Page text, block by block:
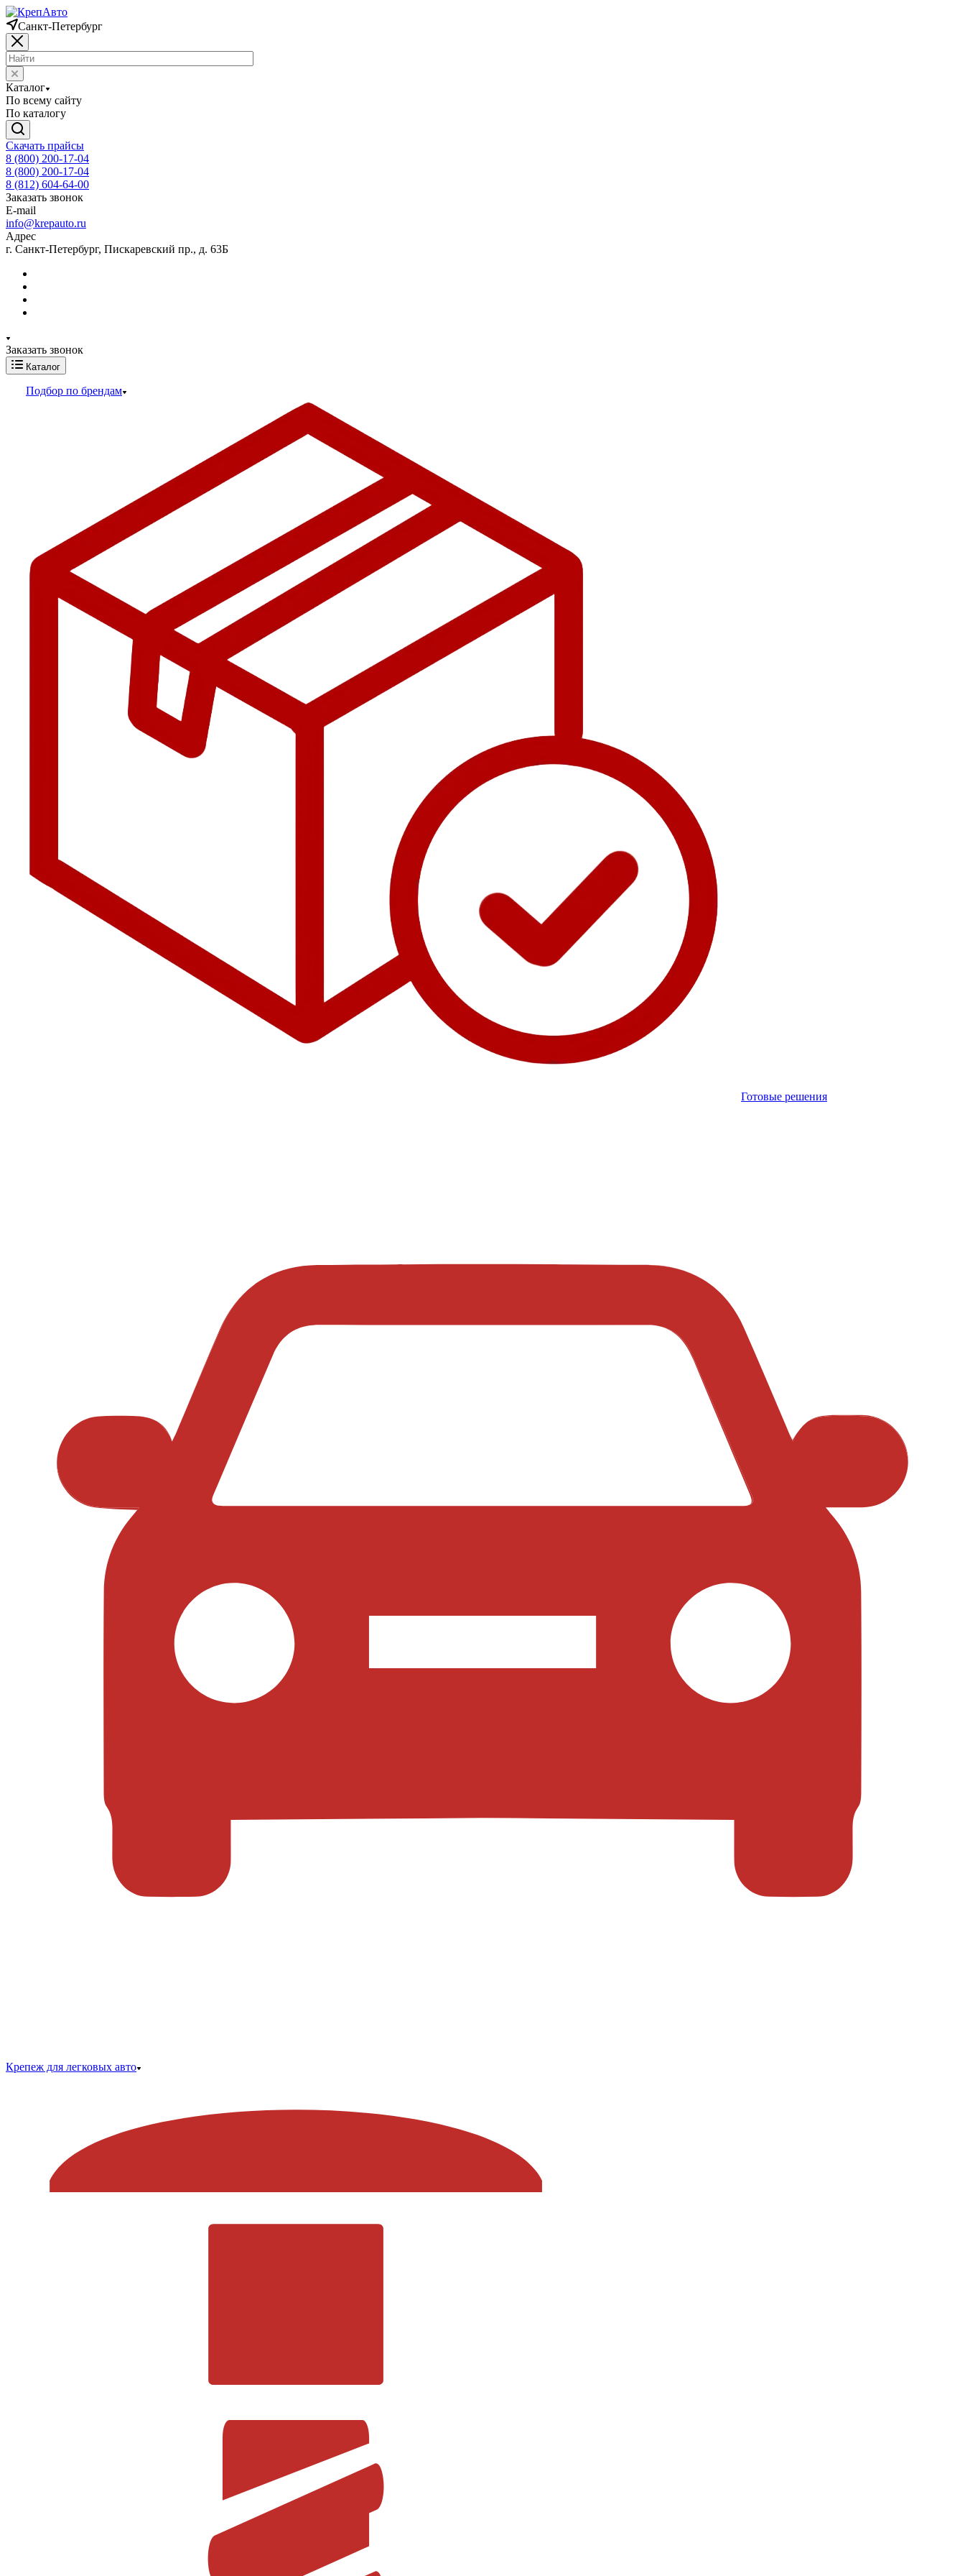
Санкт-Петербург
Каталог
По всему сайту
По каталогу
Скачать прайсы
8 (800) 200-17-04
8 (800) 200-17-04
8 (812) 604-64-00
Заказать звонок
E-mail
info@krepauto.ru
Адрес
г. Санкт-Петербург, Пискаревский пр., д. 63Б
Заказать звонок
Каталог
Подбор по брендам
Готовые решения
Крепеж для легковых авто